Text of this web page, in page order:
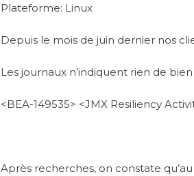
Plateforme: Linux
Depuis le mois de juin dernier nos
Les journaux n’indiquent rien de
<BEA-149535> <JMX Resiliency
Après recherches, on constate